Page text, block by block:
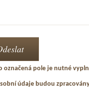
označená pole je nutné
údaje budou